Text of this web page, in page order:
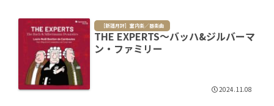
［新譜月評］室内楽／器楽曲
THE EXPERTS～バッハ&ジルバーマ
ン・ファミリー
2024.11.08